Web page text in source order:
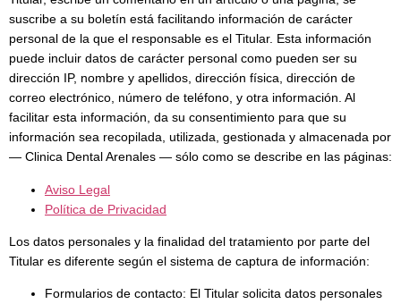
suscribe a su boletín está facilitando información de carácter
personal de la que el responsable es el Titular. Esta información
puede incluir datos de carácter personal como pueden ser su
dirección IP, nombre y apellidos, dirección física, dirección de
correo electrónico, número de teléfono, y otra información. Al
facilitar esta información, da su consentimiento para que su
información sea recopilada, utilizada, gestionada y almacenada por
— Clinica Dental Arenales — sólo como se describe en las páginas:
Aviso Legal
Política de Privacidad
Los datos personales y la finalidad del tratamiento por parte del
Titular es diferente según el sistema de captura de información:
Formularios de contacto: El Titular solicita datos personales